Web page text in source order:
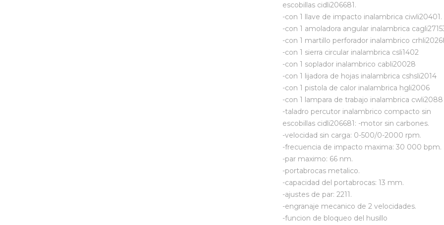
escobillas cidli206681.
-con 1 llave de impacto inalambrica ciwli20401.
-con 1 amoladora angular inalambrica
-con 1 martillo perforador inalambrico
-con 1 sierra circular inalambrica csli1402
-con 1 soplador inalambrico cabli20028
-con 1 lijadora de hojas inalambrica cshsli2014
-con 1 pistola de calor inalambrica hgli2006
-con 1 lampara de trabajo inalambrica cwli2088
-taladro percutor inalambrico compacto sin
escobillas cidli206681: -motor sin carbones.
-velocidad sin carga: 0-500/0-2000 rpm.
-frecuencia de impacto maxima: 30 000 bpm.
-par maximo: 66 nm.
-portabrocas metalico.
-capacidad del portabrocas: 13 mm.
-ajustes de par: 2211.
-engranaje mecanico de 2 velocidades.
-funcion de bloqueo del husillo